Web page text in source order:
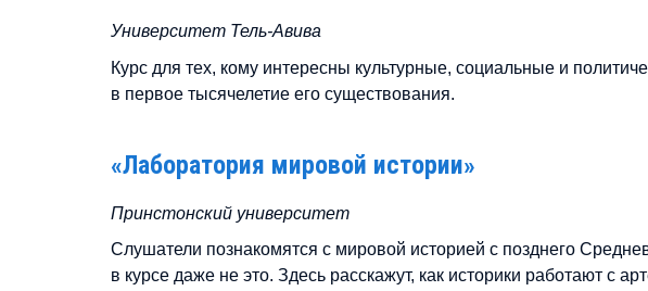
Университет Тель-Авива
Курс для тех, кому интересны культурные, социальные и
в первое тысячелетие его существования.
«Лаборатория мировой истории»
Принстонский университет
Слушатели познакомятся с мировой историей с позднего
в курсе даже не это. Здесь расскажут, как историки работают с